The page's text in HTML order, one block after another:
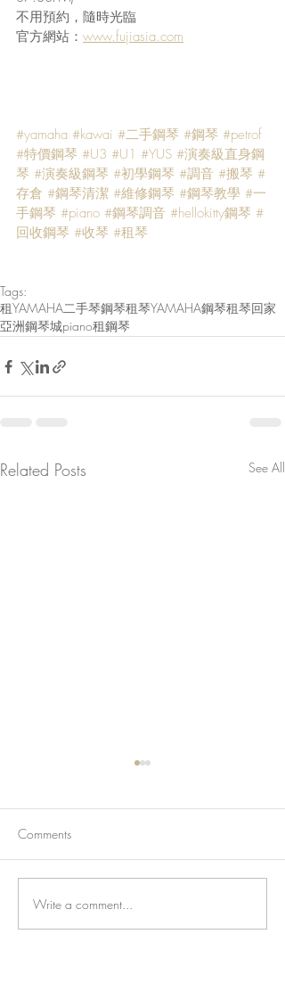
不用預約，隨時光臨
官方網站： www.fujiasia.com
#yamaha #kawai #二手鋼琴 #鋼琴 #petrof
#特價鋼琴 #U3 #U1 #YUS #演奏級直身鋼
琴 #演奏級鋼琴 #初學鋼琴 #調音 #搬琴 #
存倉 #鋼琴清潔 #維修鋼琴 #鋼琴教學 #一
手鋼琴 #piano #鋼琴調音 #hellokitty鋼琴 #
回收鋼琴 #收琴 #租琴
Tags:
租YAMAHA二手琴鋼琴租琴YAMAHA鋼琴租琴回家
亞洲鋼琴城piano租鋼琴
Related Posts See All
香港旺角琴倉直租🔥 初學
大師級一應具全
Comments
Write a comment...